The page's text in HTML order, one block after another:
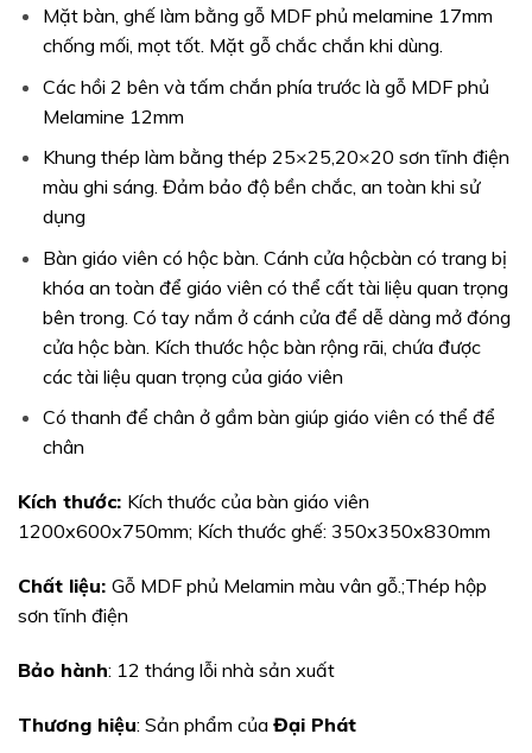
Mặt bàn, ghế làm bằng gỗ MDF phủ melamine 17mm
chống mối, mọt tốt. Mặt gỗ chắc chắn khi dùng.
Các hồi 2 bên và tấm chắn phía trước là gỗ MDF phủ
Melamine 12mm
Khung thép làm bằng thép 25×25,20×20 sơn tĩnh điện
màu ghi sáng. Đảm bảo độ bền chắc, an toàn khi sử
dụng
Bàn giáo viên có hộc bàn. Cánh cửa hộcbàn có trang bị
khóa an toàn để giáo viên có thể cất tài liệu quan trọng
bên trong. Có tay nắm ở cánh cửa để dễ dàng mở đóng
cửa hộc bàn. Kích thước hộc bàn rộng rãi, chứa được
các tài liệu quan trọng của giáo viên
Có thanh để chân ở gầm bàn giúp giáo viên có thể để
chân
Kích thước: Kích thước của bàn giáo viên
1200x600x750mm; Kích thước ghế: 350x350x830mm
Chất liệu: Gỗ MDF phủ Melamin màu vân gỗ.;Thép hộp
sơn tĩnh điện
Bảo hành: 12 tháng lỗi nhà sản xuất
Thương hiệu: Sản phẩm của Đại Phát